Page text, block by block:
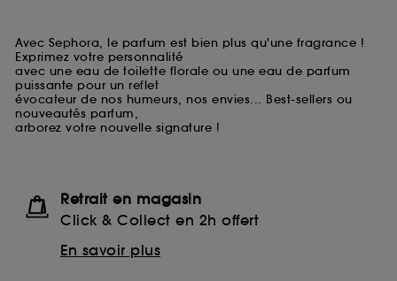
Avec Sephora, le parfum est bien plus qu'une fragrance !
Exprimez votre personnalité
avec une eau de toilette florale ou une eau de parfum
puissante pour un reflet
évocateur de nos humeurs, nos envies... Best-sellers ou
nouveautés parfum,
arborez votre nouvelle signature !
Retrait en magasin
Click & Collect en 2h offert
En savoir plus